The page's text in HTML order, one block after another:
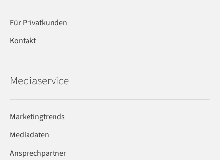
Für Privatkunden
Kontakt
Mediaservice
Marketingtrends
Mediadaten
Ansprechpartner